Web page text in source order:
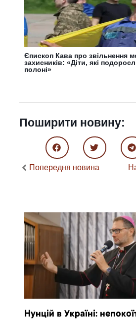
Єпископ Кава про звільнення
захисників: «Діти, які
полоні»
Поширити новину:
Попередня новина
Нунцій в Україні: